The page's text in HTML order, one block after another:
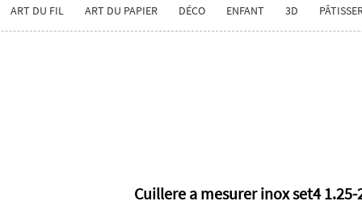
ART DU FIL ART DU PAPIER DÉCO ENFANT 3D
Cuillere a mesurer inox set4 1.25-